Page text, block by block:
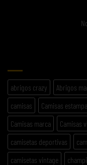
abrigos crazy Abrigos
camisas
Camisas
Camisas marca
Camisas
camisetas deportivas
camisetas vintage